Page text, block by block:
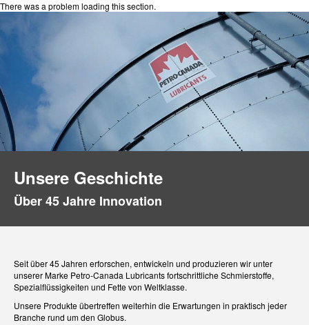
There was a problem loading this section.
Unsere Geschichte
Über 45 Jahre Innovation
Seit über 45 Jahren erforschen, entwickeln und produzieren wir unter
unserer Marke Petro-Canada Lubricants fortschrittliche Schmierstoffe,
Spezialflüssigkeiten und Fette von Weltklasse.
Unsere Produkte übertreffen weiterhin die Erwartungen in praktisch jeder
Branche rund um den Globus.